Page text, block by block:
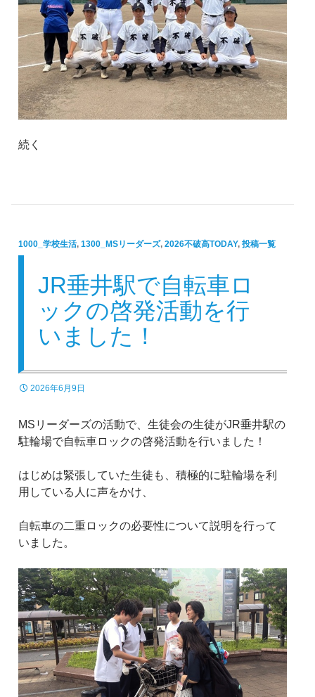
続く
1000_学校生活, 1300_MSリーダーズ, 2026不破高TODAY, 投稿一覧
JR垂井駅で自転車ロ
ックの啓発活動を行
いました！
2026年6月9日
MSリーダーズの活動で、生徒会の生徒がJR垂井駅の
駐輪場で自転車ロックの啓発活動を行いました！
はじめは緊張していた生徒も、積極的に駐輪場を利
用している人に声をかけ、
自転車の二重ロックの必要性について説明を行って
いました。